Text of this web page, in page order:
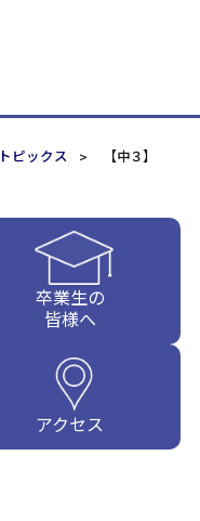
トピックス
【中３】
卒業生の
皆様へ
アクセス